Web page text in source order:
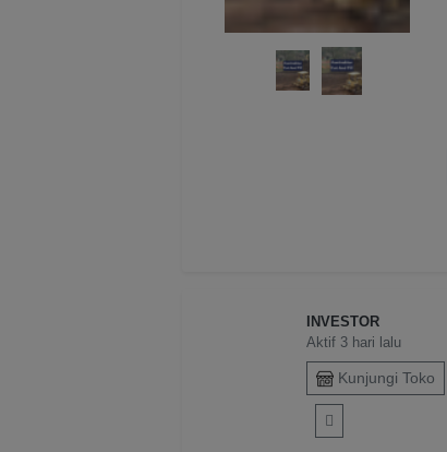
INVESTOR
Aktif 3 hari lalu
Kunjungi Toko